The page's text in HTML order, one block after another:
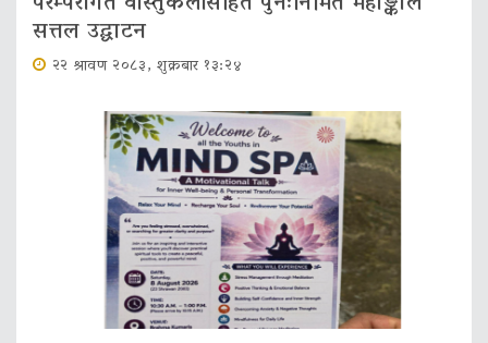
सत्तल उद्घाटन
२२ श्रावण २०८३, शुक्रबार १३:२४